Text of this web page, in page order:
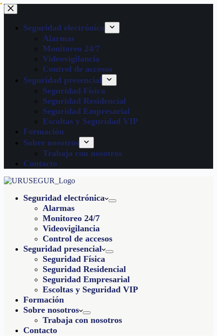
Seguridad electrónica
Alarmas
Monitoreo 24/7
Videovigilancia
Control de accesos
Seguridad presencial
Seguridad Física
Seguridad Residencial
Seguridad Empresarial
Escoltas y Seguridad VIP
Formación
Sobre nosotros
Trabaja con nosotros
Contacto
Seguridad electrónica
Alarmas
Monitoreo 24/7
Videovigilancia
Control de accesos
Seguridad presencial
Seguridad Física
Seguridad Residencial
Seguridad Empresarial
Escoltas y Seguridad VIP
Formación
Sobre nosotros
Trabaja con nosotros
Contacto